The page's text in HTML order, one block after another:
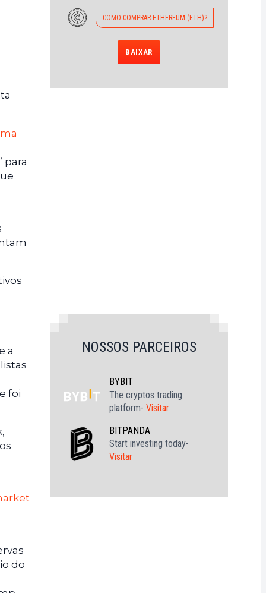
para
a
foi
do
COMO COMPRAR ETHEREUM (ETH)?
BAIXAR
NOSSOS PARCEIROS
BYBIT
The cryptos trading
platform- Visitar
BITPANDA
Start investing today-
Visitar